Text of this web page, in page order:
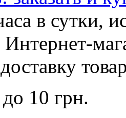
в сутки,
до 10 грн.